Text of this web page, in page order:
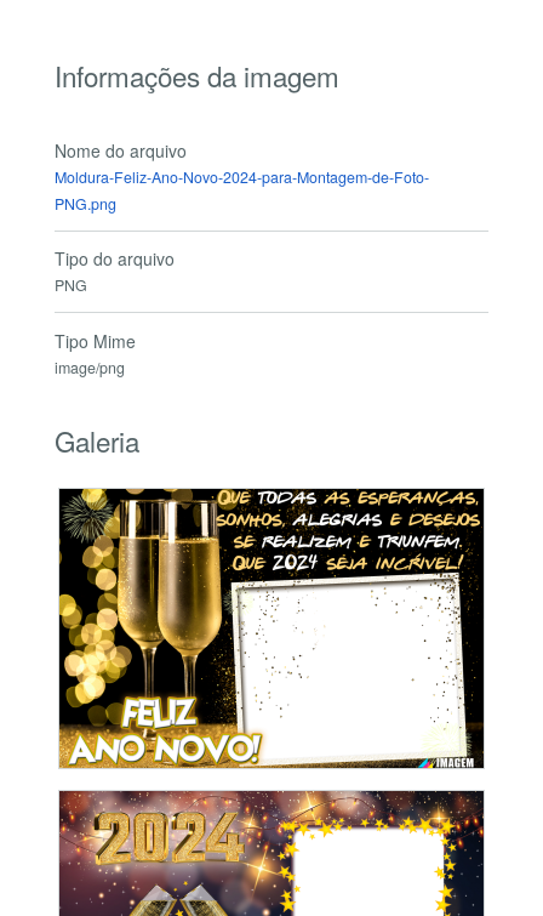
Informações da imagem
Nome do arquivo
Moldura-Feliz-Ano-Novo-2024-para-Montagem-de-Foto-
PNG.png
Tipo do arquivo
PNG
Tipo Mime
image/png
Galeria